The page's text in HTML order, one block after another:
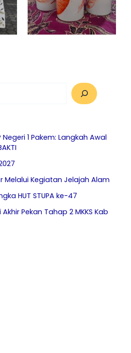
Negeri 1 Pakem: Langkah Awal
Melalui Kegiatan Jelajah Alam
HUT STUPA ke-47
Pekan Tahap 2 MKKS Kab